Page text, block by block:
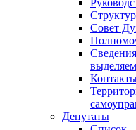
Совет
Депутаты